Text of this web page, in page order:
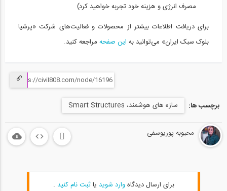
مصرف انرژی و هزینه خود تجربه خواهید کرد)
برای دریافت اطلاعات بیشتر از محصولات و فعالیت‌های شرکت «پرشیا
بلوک سبک ایران» می‌توانید به این صفحه مراجعه کنید.
برچسب ها: سازه های هوشمند، Smart Structures
محبوبه پوریوسفی
برای ارسال دیدگاهوارد شوید یاثبت نام کنید .